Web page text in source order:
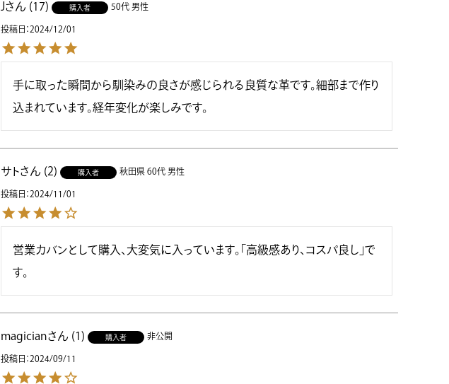
J 17 購入者 50代 男性
投稿日 2024/12/01
手に取った瞬間から馴染みの良さが感じられる良質な革です。細部まで作り
込まれています。経年変化が楽しみです。
サト 2 購入者 秋田県 60代 男性
投稿日 2024/11/01
営業カバンとして購入、大変気に入っています。「高級感あり、コスパ良し」で
す。
magician 1 購入者 非公開
投稿日 2024/09/11